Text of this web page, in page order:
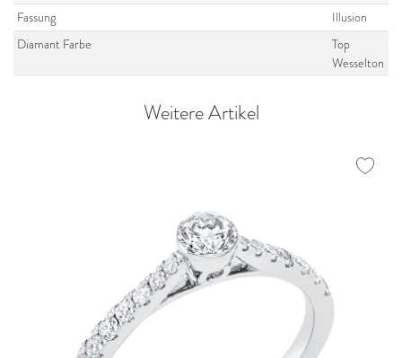
Fassung
Illusion
Diamant Farbe
Top
Wesselton
Weitere Artikel